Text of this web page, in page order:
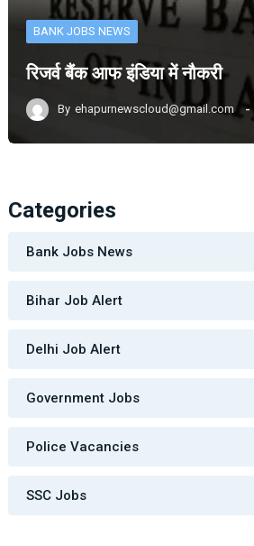
BANK JOBS NEWS
रिजर्व बैंक आफ इंडिया में नौकरी
By ehapurnewscloud@gmail.com
Categories
Bank Jobs News
Bihar Job Alert
Delhi Job Alert
Government Jobs
Police Vacancies
SSC Jobs